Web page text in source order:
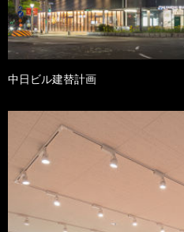
中日ビル建替計画